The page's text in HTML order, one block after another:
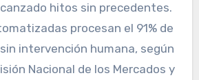
hitos sin precedentes.
procesan el 91% de
intervención humana, según
Nacional de los Mercados y